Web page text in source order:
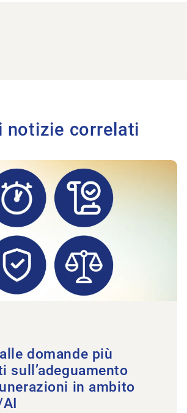
notizie correlati
domande più
sull’adeguamento
in ambito
alle domande più importanti